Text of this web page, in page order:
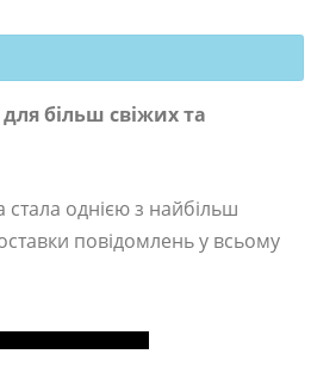
для більш свіжих та
однією з найбільш
повідомлень у всьому